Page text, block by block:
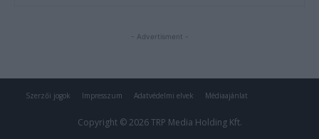
Szerzői jogok Impresszum Adatvédelmi elvek Médiaajánlat
Copyright © 2026 TRP Media Holding Kft.